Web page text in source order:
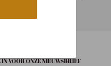
VOOR ONZE NIEUWSBRIEF